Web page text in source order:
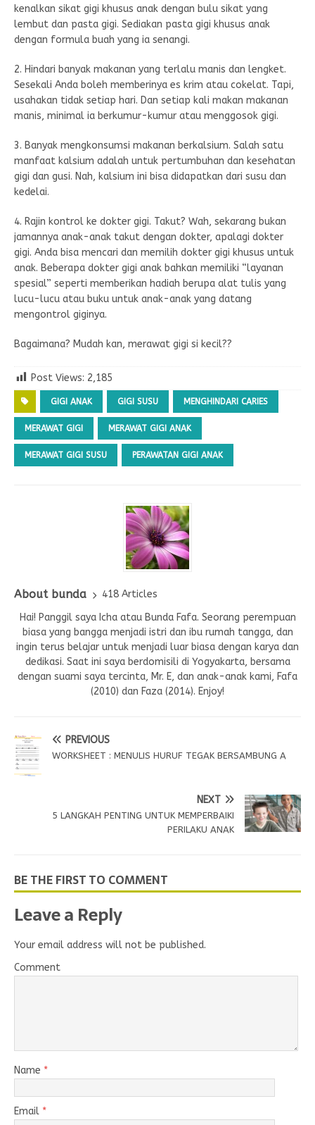
kenalkan sikat gigi khusus anak dengan bulu sikat yang
lembut dan pasta gigi. Sediakan pasta gigi khusus anak
dengan formula buah yang ia senangi.
2. Hindari banyak makanan yang terlalu manis dan lengket.
Sesekali Anda boleh memberinya es krim atau cokelat. Tapi,
usahakan tidak setiap hari. Dan setiap kali makan makanan
manis, minimal ia berkumur-kumur atau menggosok gigi.
3. Banyak mengkonsumsi makanan berkalsium. Salah satu
manfaat kalsium adalah untuk pertumbuhan dan kesehatan
gigi dan gusi. Nah, kalsium ini bisa didapatkan dari susu dan
kedelai.
4. Rajin kontrol ke dokter gigi. Takut? Wah, sekarang bukan
jamannya anak-anak takut dengan dokter, apalagi dokter
gigi. Anda bisa mencari dan memilih dokter gigi khusus untuk
anak. Beberapa dokter gigi anak bahkan memiliki “layanan
spesial” seperti memberikan hadiah berupa alat tulis yang
lucu-lucu atau buku untuk anak-anak yang datang
mengontrol giginya.
Bagaimana? Mudah kan, merawat gigi si kecil??
Post Views: 2,185
GIGI ANAK GIGI SUSU MENGHINDARI CARIES
MERAWAT GIGI MERAWAT GIGI ANAK
MERAWAT GIGI SUSU PERAWATAN GIGI ANAK
About bunda
418 Articles
Hai! Panggil saya Icha atau Bunda Fafa. Seorang perempuan
biasa yang bangga menjadi istri dan ibu rumah tangga, dan
ingin terus belajar untuk menjadi luar biasa dengan karya dan
dedikasi. Saat ini saya berdomisili di Yogyakarta, bersama
dengan suami saya tercinta, Mr. E, dan anak-anak kami, Fafa
(2010) dan Faza (2014). Enjoy!
PREVIOUS
WORKSHEET : MENULIS HURUF TEGAK BERSAMBUNG A
NEXT
5 LANGKAH PENTING UNTUK MEMPERBAIKI
PERILAKU ANAK
BE THE FIRST TO COMMENT
Leave a Reply
Your email address will not be published.
Comment
Name *
Email *